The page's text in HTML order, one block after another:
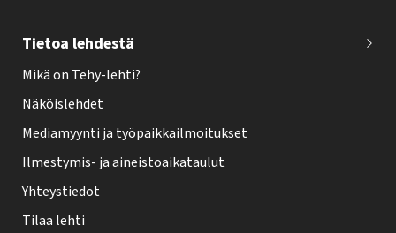
Tietoa lehdestä
Mikä on Tehy-lehti?
Näköislehdet
Mediamyynti ja työpaikkailmoitukset
Ilmestymis- ja aineistoaikataulut
Yhteystiedot
Tilaa lehti